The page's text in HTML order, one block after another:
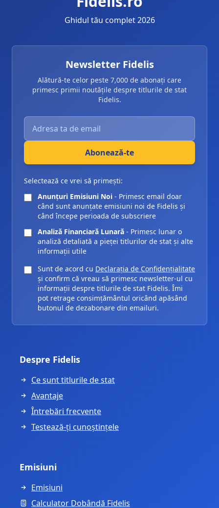
Ghidul tău complet 2026
Newsletter Fidelis
Alătură-te celor peste 7,000 de abonați care
primesc primii noutățile despre titlurile de stat
Fidelis.
Introdu adresa ta de email pentru abonarea la
Abonează-te
Selectează ce vrei să primești:
Anunțuri Emisiuni Noi - Primesc email doar
când sunt anunțate emisiuni noi de Fidelis și
când începe perioada de subscriere
Analiză Financiară Lunară - Primesc lunar o
analiză detaliată a pieței titlurilor de stat și alte
informații utile
Sunt de acord cu Declarația de Confidențialitate
și confirm că vreau să primesc newsletter-ul cu
informații despre titlurile de stat Fidelis. Îmi
pot retrage consimțământul oricând apăsând
butonul de dezabonare din emailuri.
Despre Fidelis
Ce sunt titlurile de stat
Avantaje
Întrebări frecvente
Testează-ți cunoștințele
Emisiuni
Emisiuni
Calculator Dobândă Fidelis